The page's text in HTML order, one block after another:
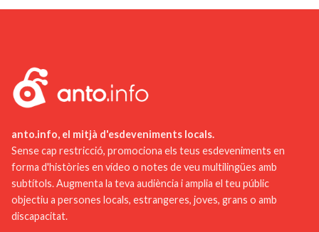
suggeriments. Per exemple, afegir visites guiades
fer que les visites fossin més dinàmiques i
atractives per a les famílies. Finalment, la
aplicacions de realitat augmentada, podria oferir
una experiència més immersiva i educativa.
anto.info, el mitjà d'esdeveniments locals.
Sense cap restricció, promociona els teus esdeveniments en
forma d'històries en vídeo o notes de veu multilingües amb
subtítols. Augmenta la teva audiència i amplia el teu públic
objectiu a persones locals, estrangeres, joves, grans o amb
discapacitat.